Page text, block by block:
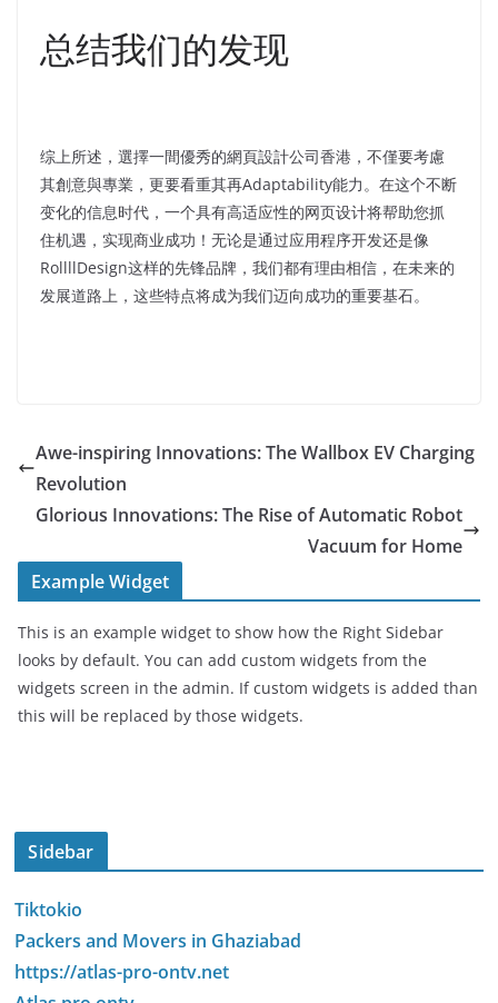
总结我们的发现
综上所述，選擇一間優秀的網頁設計公司香港，不僅要考慮
其創意與專業，更要看重其再Adaptability能力。在这个不断
变化的信息时代，一个具有高适应性的网页设计将帮助您抓
住机遇，实现商业成功！无论是通过应用程序开发还是像
RollllDesign这样的先锋品牌，我们都有理由相信，在未来的
发展道路上，这些特点将成为我们迈向成功的重要基石。
Awe-inspiring Innovations: The Wallbox EV Charging
Revolution
Glorious Innovations: The Rise of Automatic Robot
Vacuum for Home
Example Widget
This is an example widget to show how the Right Sidebar
looks by default. You can add custom widgets from the
widgets screen in the admin. If custom widgets is added than
this will be replaced by those widgets.
Sidebar
Tiktokio
Packers and Movers in Ghaziabad
https://atlas-pro-ontv.net